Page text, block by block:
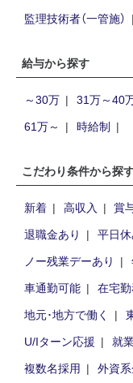
監理技術者（一管施）
給与から探す
～30万 31万～40
61万～
時給制
こだわり条件から探
新着 高収入 賞
退職金あり
平日
ノー残業デーあり
車通勤可能
在宅
地元･地方で働く
U/Iターン応援
就
複数名採用
外資